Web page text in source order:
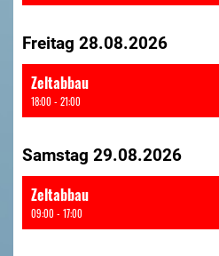
Freitag 28.08.2026
Zeltabbau
18:00 - 21:00
Samstag 29.08.2026
Zeltabbau
09:00 - 17:00